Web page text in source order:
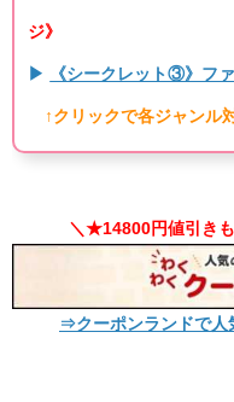
ジ》
▶ 《シークレット③》フ
↑クリックで各ジャンル
＼★14800円値引き
⇒クーポンランドで人